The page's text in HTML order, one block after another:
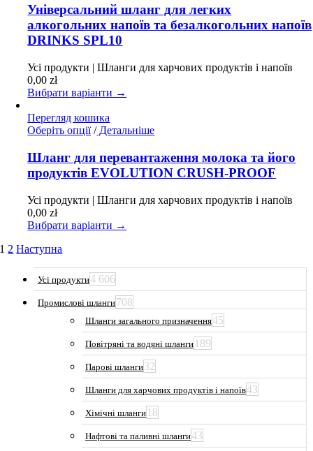
має
варіантів.
Параметри
вибрати
сторінці
Універсальний шланг для легких
алкогольних напоїв та безалкогольних напоїв
DRINKS SPL10
Усі продукти | Шланги для харчових продуктів і напоїв
0,00zł
Вибрати варіанти →
Перегляд кошика
Оберіть опції Цей
має
кілька
варіантів.
можна
на
/Детальніше
Шланг для перевантаження молока та його
продуктів EVOLUTION CRUSH-PROOF
Усі продукти | Шланги для харчових продуктів і напоїв
0,00zł
Вибрати варіанти →
1 2 Наступна
Усі продукти4 606
Промислові шланги708
Шланги загального призначення45
Повітряні та водяні шланги 189
Парові шланги32
Шланги для харчових продуктів і напоїв43
Хімічні шланги 18
Нафтові та паливні шланги43